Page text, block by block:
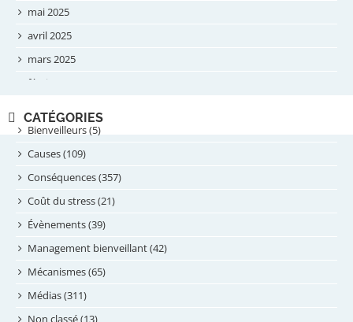
mai 2025
avril 2025
mars 2025
février 2025
septembre 2024
août 2024
juillet 2024
juin 2024
mai 2024
avril 2024
février 2024
janvier 2024
novembre 2023
CATÉGORIES
Bienveilleurs (5)
Causes (109)
Conséquences (357)
Coût du stress (21)
Évènements (39)
Management bienveillant (42)
Mécanismes (65)
Médias (311)
Non classé (13)